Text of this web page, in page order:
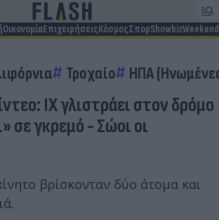
ΟικονομίαΕπιχειρήσειςΚόσμοςΣπορShowbizWeekend
Τροχαίο ΗΠΑ
ΙΧ γλιστράει στον δρόμο
σε γκρεμό - Σώοι οι
βρίσκονταν δύο άτομα και